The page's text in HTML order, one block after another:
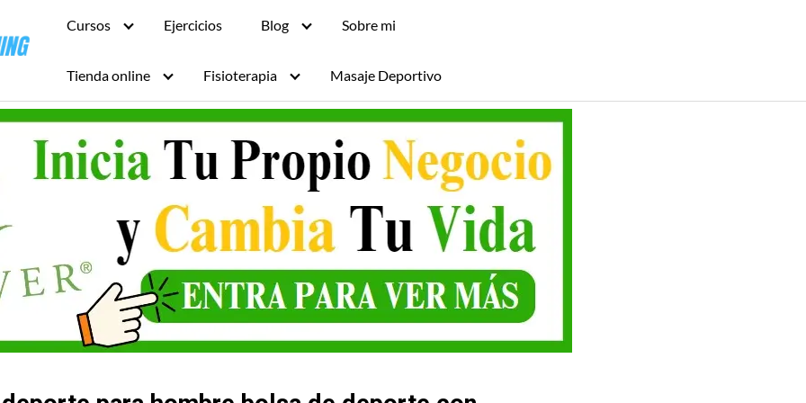
Cursos Ejercicios Blog Sobre mi
Tienda online Fisioterapia Masaje Deportivo